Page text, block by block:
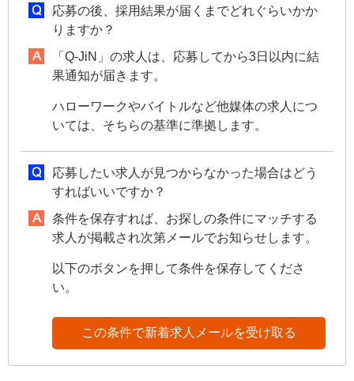
応募の後、採用結果が届くまでどれぐらいかか
りますか？
「Q-JiN」の求人は、応募してから3日以内に結
果通知が届きます。
ハローワークやバイトルなど他媒体の求人につ
いては、そちらの基準に準拠します。
応募したい求人が見つからなかった場合はどう
すればいいですか？
条件を保存すれば、お探しの条件にマッチする
求人が掲載され次第メールでお知らせします。
以下のボタンを押して条件を保存してくださ
い。
この条件で新着求人メールを受け取る